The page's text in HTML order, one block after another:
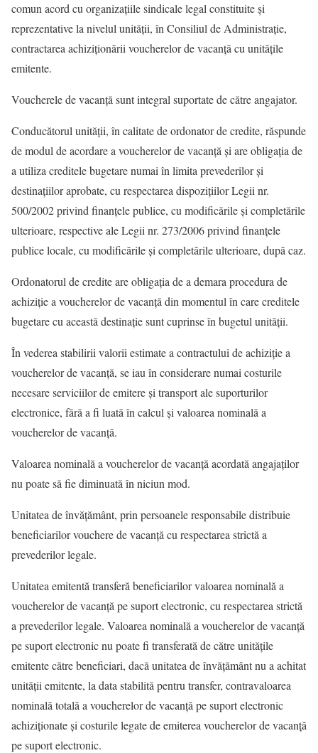
comun acord cu organizaţiile sindicale legal constituite şi
reprezentative la nivelul unităţii, în Consiliul de Administrație,
contractarea achiziţionării voucherelor de vacanţă cu unităţile
emitente.
Voucherele de vacanţă sunt integral suportate de către angajator.
Conducătorul unității, în calitate de ordonator de credite, răspunde
de modul de acordare a voucherelor de vacanță și are obligația de
a utiliza creditele bugetare numai în limita prevederilor și
destinațiilor aprobate, cu respectarea dispozițiilor Legii nr.
500/2002 privind finanțele publice, cu modificările și completările
ulterioare, respective ale Legii nr. 273/2006 privind finanțele
publice locale, cu modificările și completările ulterioare, după caz.
Ordonatorul de credite are obligația de a demara procedura de
achiziție a voucherelor de vacanță din momentul în care creditele
bugetare cu această destinație sunt cuprinse în bugetul unității.
În vederea stabilirii valorii estimate a contractului de achiziție a
voucherelor de vacanță, se iau în considerare numai costurile
necesare serviciilor de emitere și transport ale suporturilor
electronice, fără a fi luată în calcul și valoarea nominală a
voucherelor de vacanță.
Valoarea nominală a voucherelor de vacanţă acordată angajaţilor
nu poate să fie diminuată în niciun mod.
Unitatea de învățământ, prin persoanele responsabile distribuie
beneficiarilor vouchere de vacanţă cu respectarea strictă a
prevederilor legale.
Unitatea emitentă transferă beneficiarilor valoarea nominală a
voucherelor de vacanţă pe suport electronic, cu respectarea strictă
a prevederilor legale. Valoarea nominală a voucherelor de vacanţă
pe suport electronic nu poate fi transferată de către unităţile
emitente către beneficiari, dacă unitatea de învățământ nu a achitat
unităţii emitente, la data stabilită pentru transfer, contravaloarea
nominală totală a voucherelor de vacanţă pe suport electronic
achiziţionate şi costurile legate de emiterea voucherelor de vacanţă
pe suport electronic.